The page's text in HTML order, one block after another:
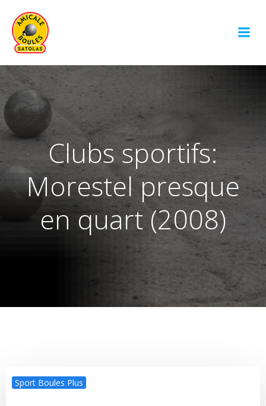
Clubs sportifs:
Morestel presque
en quart (2008)
Sport Boules Plus